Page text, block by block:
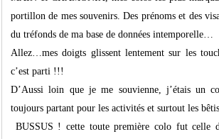
portillon de mes souvenirs. Des prénoms et des
du tréfonds de ma base de données intemporelle…
Allez…mes doigts glissent lentement sur les
c’est parti !!!
D’Aussi loin que je me souvienne, j’étais un
toujours partant pour les activités et surtout les
BUSSUS ! cette toute première colo fut celle